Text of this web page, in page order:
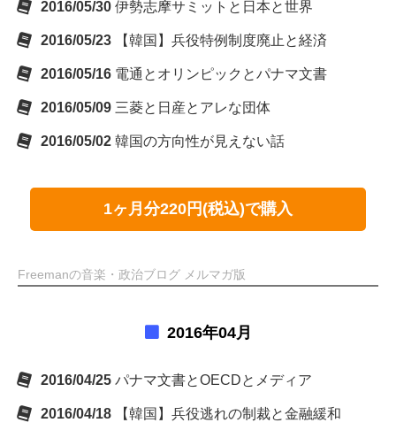
2016/05/30 伊勢志摩サミットと日本と世界
2016/05/23 【韓国】兵役特例制度廃止と経済
2016/05/16 電通とオリンピックとパナマ文書
2016/05/09 三菱と日産とアレな団体
2016/05/02 韓国の方向性が見えない話
1ヶ月分220円(税込)で購入
Freemanの音楽・政治ブログ メルマガ版
2016年04月
2016/04/25 パナマ文書とOECDとメディア
2016/04/18 【韓国】兵役逃れの制裁と金融緩和